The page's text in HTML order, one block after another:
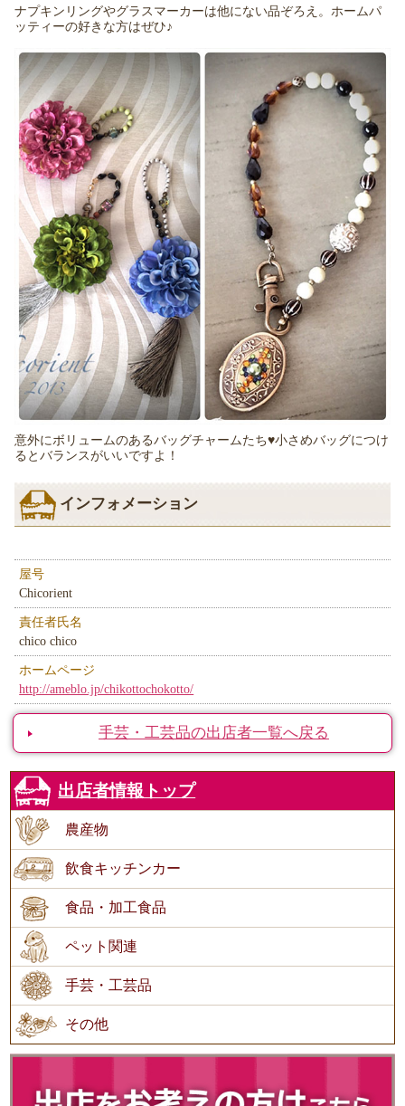
ナプキンリングやグラスマーカーは他にない品ぞろえ。ホームパ
ッティーの好きな方はぜひ♪
意外にボリュームのあるバッグチャームたち♥小さめバッグにつけ
るとバランスがいいですよ！
インフォメーション
屋号
Chicorient
責任者氏名
chico chico
ホームページ
http://ameblo.jp/chikottochokotto/
手芸・工芸品の出店者一覧へ戻る
出店者情報トップ
農産物
飲食キッチンカー
食品・加工食品
ペット関連
手芸・工芸品
その他